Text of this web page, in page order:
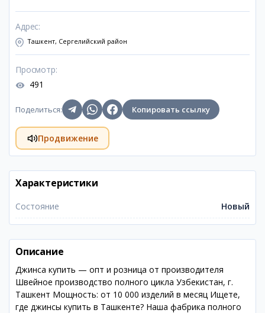
Адрес:
Ташкент, Сергелийский район
Просмотр:
491
Поделиться: Копировать ссылку
Продвижение
Характеристики
Состояние Новый
Описание
Джинса купить — опт и розница от производителя
Швейное производство полного цикла Узбекистан, г.
Ташкент Мощность: от 10 000 изделий в месяц Ищете,
где джинсы купить в Ташкенте? Наша фабрика полного